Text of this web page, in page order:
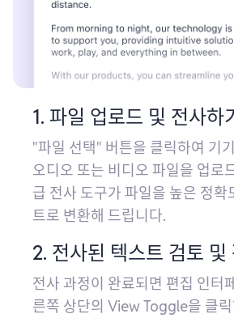
1. 파일 업로드 및 전사하기
"파일 선택" 버튼을 클릭하여 기
오디오 또는 비디오 파일을 업로
급 전사 도구가 파일을 높은 정확
트로 변환해 드립니다.
2. 전사된 텍스트 검토 및
전사 과정이 완료되면 편집 인터
른쪽 상단의 View Toggle을 클